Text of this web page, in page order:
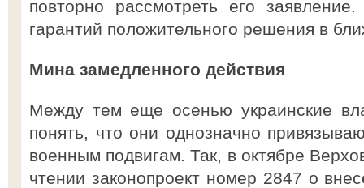
повторно рассмотреть его
гарантий положительного решения в
Мина замедленного действия
Между тем еще осенью украинские
понять, что они однозначно
военным подвигам. Так, в октябре
чтении законопроект номер 2847 о